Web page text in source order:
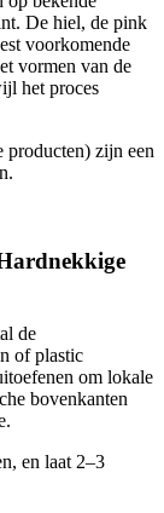
De hiel, de pink
voorkomende
vormen van de
het proces
zijn een
de
of plastic
om lokale
bovenkanten
en laat 2–3